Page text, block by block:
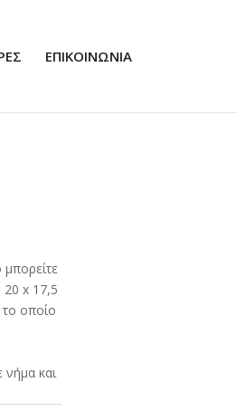
ΕΠΙΚΟΙΝΩΝΙΑ
20 x 17,5
οποίο
νήμα και